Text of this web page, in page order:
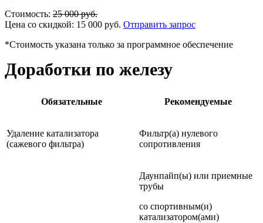
Стоимость: 25 000руб.
Цена со скидкой: 15 000 руб. Отправить запрос
*Стоимость указана только за программное обеспечение
Доработки по железу
Обязательные Рекомендуемые
Удаление катализатора
(сажевого фильтра)
Фильтр(а) нулевого
сопротивления
Даунпайп(ы) или приемные
трубы
со спортивным(и)
катализатором(ами)